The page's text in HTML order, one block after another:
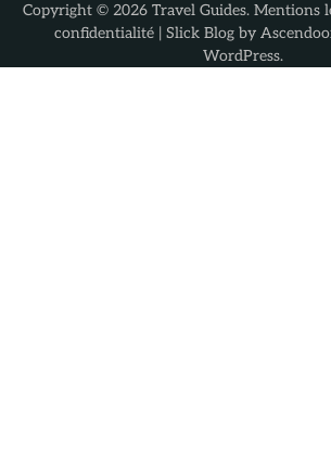
Copyright © 2026 Travel Guides. Mentions
confidentialité | Slick Blog by
WordPress.